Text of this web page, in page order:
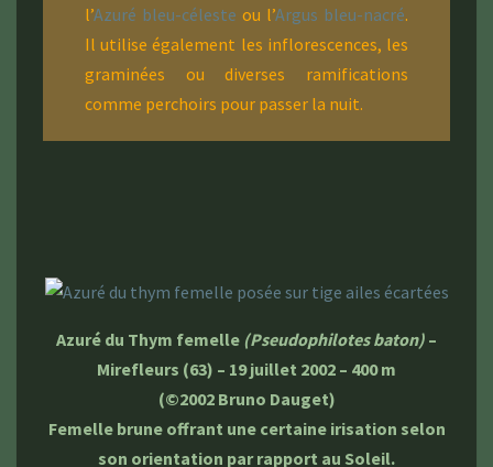
l’Azuré bleu-céleste ou l’Argus bleu-nacré.
Il utilise également les inflorescences, les
graminées ou diverses ramifications
comme perchoirs pour passer la nuit.
Azuré du Thym femelle (Pseudophilotes baton) –
Mirefleurs (63) – 19 juillet 2002 – 400 m
(©2002 Bruno Dauget)
Femelle brune offrant une certaine irisation selon
son orientation par rapport au Soleil.